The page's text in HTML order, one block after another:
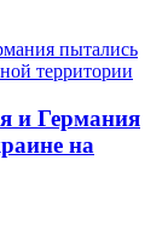
и Германия
на